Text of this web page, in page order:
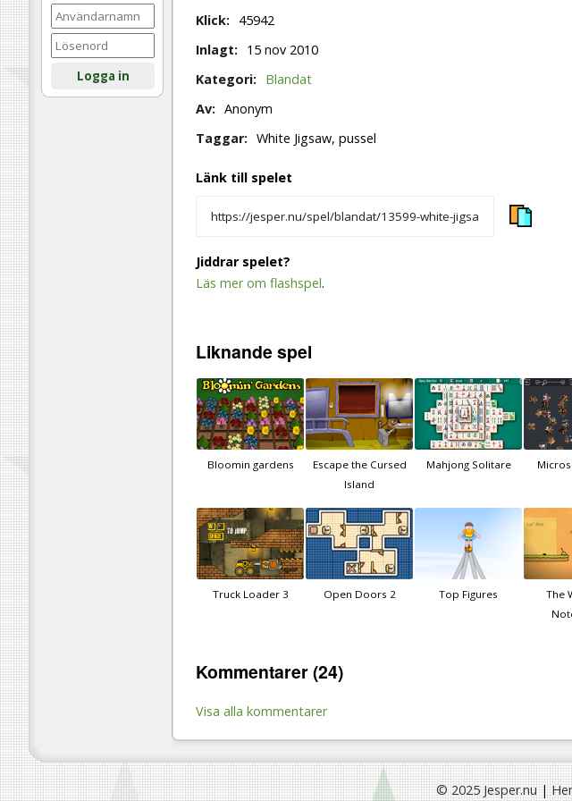
Logga in
Klick:
45942
Inlagt:
15 nov 2010
Kategori:
Blandat
Av: Anonym
Taggar: White Jigsaw, pussel
Länk till spelet
Jiddrar spelet?
Läs mer om flashspel.
Liknandespel
Bloomin gardens
Escape the Cursed
Island
Mahjong Solitare
Truck Loader 3 Open Doors 2 Top Figures
The
Kommentarer (24)
Visa alla kommentarer
© 2025 Jesper.nu|